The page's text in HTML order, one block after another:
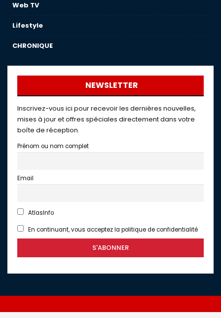
Web TV
Lifestyle
CHRONIQUE
NEWSLETTER
Inscrivez-vous ici pour recevoir les dernières nouvelles,
mises à jour et offres spéciales directement dans votre
boîte de réception.
Prénom ou nom complet
Email
AtlasInfo
En continuant, vous acceptez la politique de confidentialité